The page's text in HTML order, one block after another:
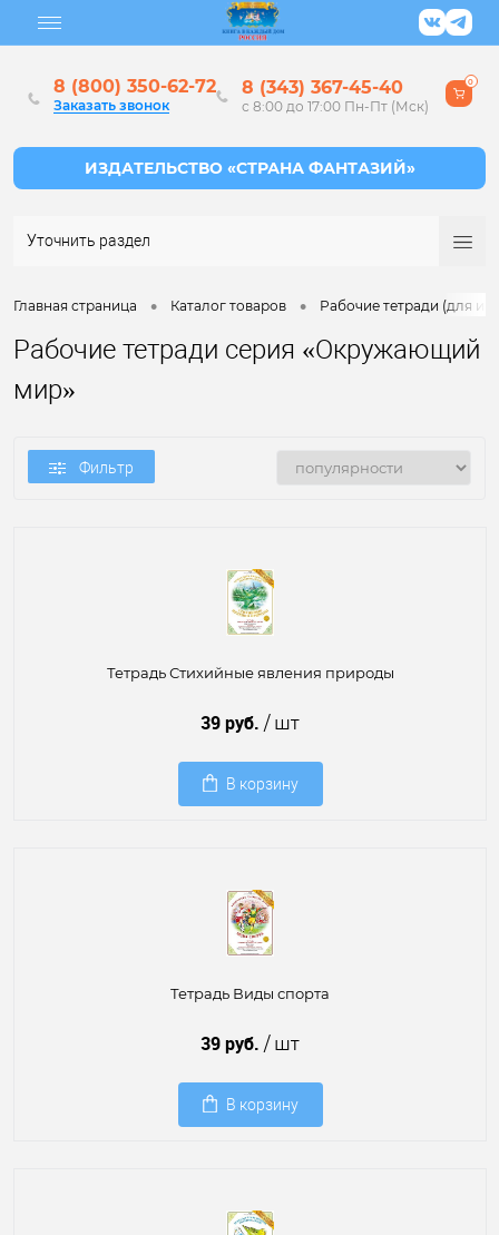
8 (800) 350-62-72
Заказать звонок
8 (343) 367-45-40
с 8:00 до 17:00 Пн-Пт (Мск)
0
Уточнить раздел
Главная страница • Каталог товаров • Рабочие тетради (для
Рабочие тетради серия «Окружающий
мир»
Фильтр
Тетрадь Стихийные явления природы
39 руб. / шт
В корзину
Тетрадь Виды спорта
39 руб. / шт
В корзину